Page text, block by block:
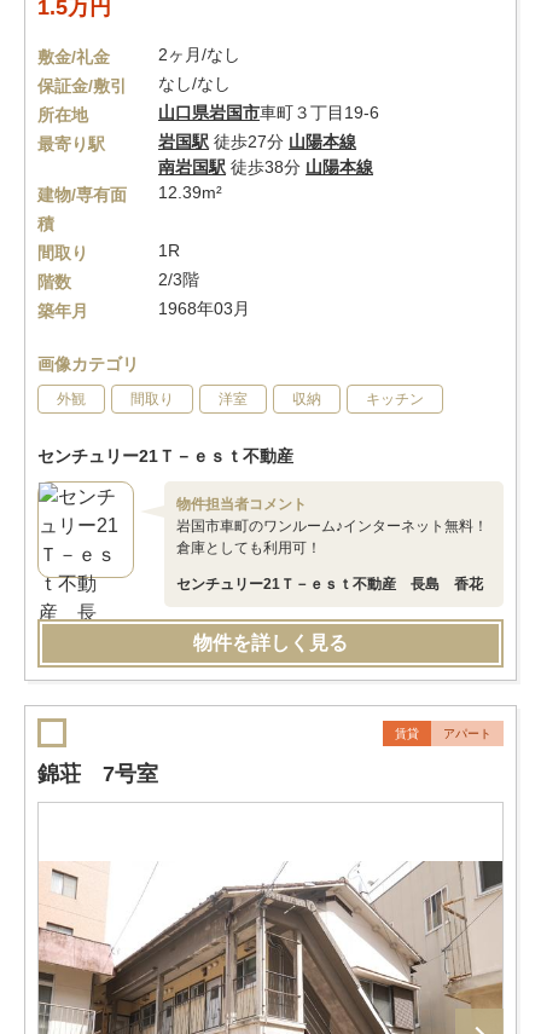
1.5万円
敷金/礼金
2ヶ月/なし
保証金/敷引
なし/なし
所在地
山口県岩国市車町３丁目19-6
最寄り駅
岩国駅 徒歩27分 山陽本線
南岩国駅 徒歩38分 山陽本線
建物/専有面
積
12.39m²
間取り
1R
階数
2/3階
築年月
1968年03月
画像カテゴリ
外観 間取り 洋室 収納 キッチン
センチュリー21Ｔ－ｅｓｔ不動産
物件担当者コメント
岩国市車町のワンルーム♪インターネット無料！
倉庫としても利用可！
センチュリー21Ｔ－ｅｓｔ不動産 長島 香花
物件を詳しく見る
賃貸 アパート
錦荘 7号室